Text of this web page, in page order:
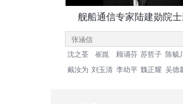
舰船通信专家陆建勋院
沈之荃 崔崑 顾诵芬 苏哲子 陈毓川
戴汝为 刘玉清 李幼平 魏正耀 吴德